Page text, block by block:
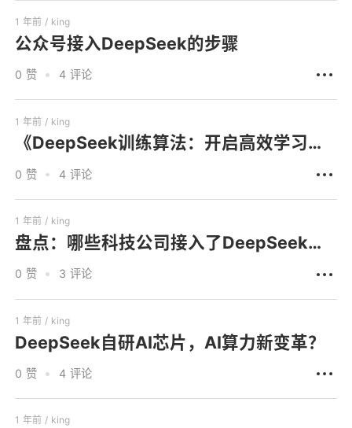
1 年前 / king
公众号接入DeepSeek的步骤
0 赞 4 评论
1 年前 / king
《DeepSeek训练算法：开启高效学习的新大门》
0 赞 4 评论
1 年前 / king
盘点：哪些科技公司接入了DeepSeek，它们在做什么？
0 赞 3 评论
1 年前 / king
DeepSeek自研AI芯片，AI算力新变革？
0 赞 4 评论
1 年前 / king